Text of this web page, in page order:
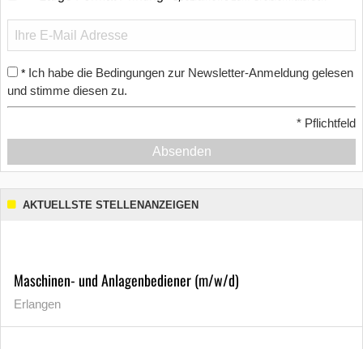
* Ich habe die Bedingungen zur Newsletter-Anmeldung gelesen
und stimme diesen zu.
* Pflichtfeld
Absenden
AKTUELLSTE STELLENANZEIGEN
Maschinen- und Anlagenbediener (m/w/d)
Erlangen